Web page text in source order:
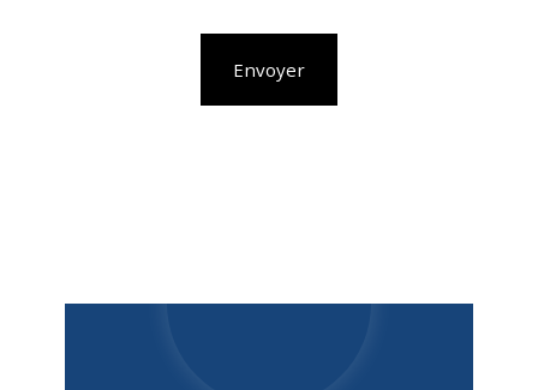
Envoyer